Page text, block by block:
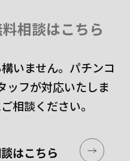
相談はこちら
いません。 パチンコ
ッフが対応いたしま
相談ください。
はこちら